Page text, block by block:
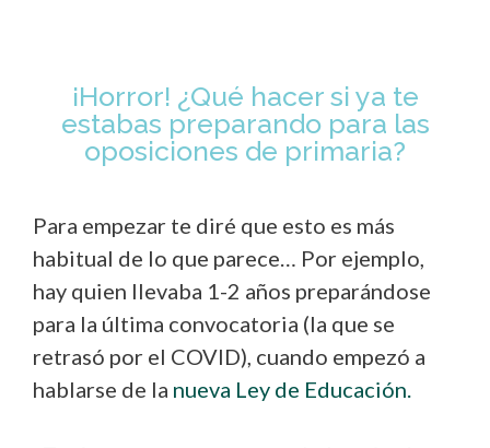
¡Horror! ¿Qué hacer si ya te
estabas preparando para las
oposiciones de primaria?
Para empezar te diré que esto es más
habitual de lo que parece… Por ejemplo,
hay quien llevaba 1-2 años preparándose
para la última convocatoria (la que se
retrasó por el COVID), cuando empezó a
hablarse de la nueva Ley de Educación.